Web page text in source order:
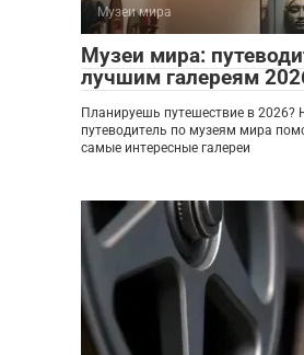
Музеи мира
Музеи мира:
лучшим галереям
Планируешь путешествие в 2026?
путеводитель по музеям мира
самые интересные галереи